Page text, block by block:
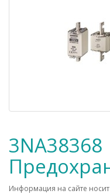
3NA38368
Информация на сайте